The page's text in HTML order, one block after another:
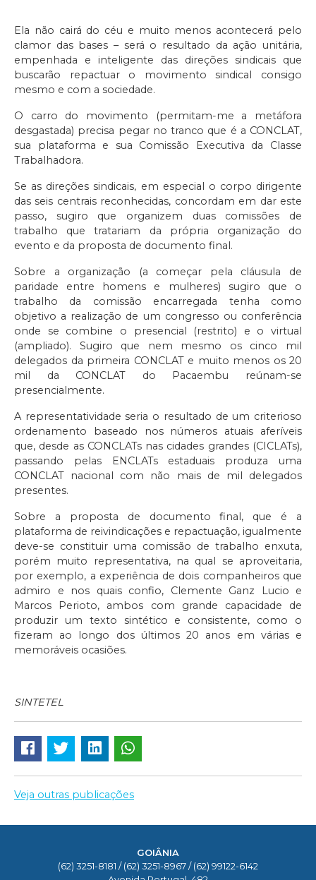
Ela não cairá do céu e muito menos acontecerá pelo
clamor das bases – será o resultado da ação unitária,
empenhada e inteligente das direções sindicais que
buscarão repactuar o movimento sindical consigo
mesmo e com a sociedade.
O carro do movimento (permitam-me a metáfora
desgastada) precisa pegar no tranco que é a CONCLAT,
sua plataforma e sua Comissão Executiva da Classe
Trabalhadora.
Se as direções sindicais, em especial o corpo dirigente
das seis centrais reconhecidas, concordam em dar este
passo, sugiro que organizem duas comissões de
trabalho que tratariam da própria organização do
evento e da proposta de documento final.
Sobre a organização (a começar pela cláusula de
paridade entre homens e mulheres) sugiro que o
trabalho da comissão encarregada tenha como
objetivo a realização de um congresso ou conferência
onde se combine o presencial (restrito) e o virtual
(ampliado). Sugiro que nem mesmo os cinco mil
delegados da primeira CONCLAT e muito menos os 20
mil da CONCLAT do Pacaembu reúnam-se
presencialmente.
A representatividade seria o resultado de um criterioso
ordenamento baseado nos números atuais aferíveis
que, desde as CONCLATs nas cidades grandes (CICLATs),
passando pelas ENCLATs estaduais produza uma
CONCLAT nacional com não mais de mil delegados
presentes.
Sobre a proposta de documento final, que é a
plataforma de reivindicações e repactuação, igualmente
deve-se constituir uma comissão de trabalho enxuta,
porém muito representativa, na qual se aproveitaria,
por exemplo, a experiência de dois companheiros que
admiro e nos quais confio, Clemente Ganz Lucio e
Marcos Perioto, ambos com grande capacidade de
produzir um texto sintético e consistente, como o
fizeram ao longo dos últimos 20 anos em várias e
memoráveis ocasiões.
SINTETEL
Veja outras publicações
GOIÂNIA
(62) 3251-8181 / (62) 3251-8967 / (62) 99122-6142